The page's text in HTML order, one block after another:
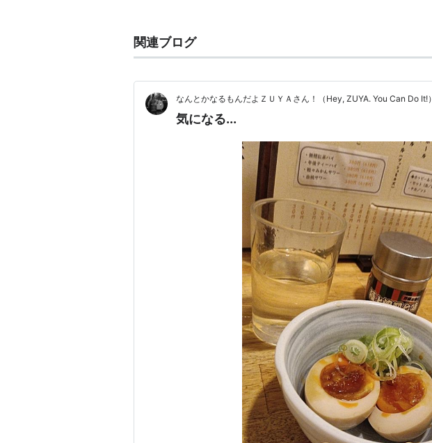
関連ブログ
なんとかなるもんだよＺＵＹＡさん！（Hey, ZUYA. You Can Do It!）
気になる...